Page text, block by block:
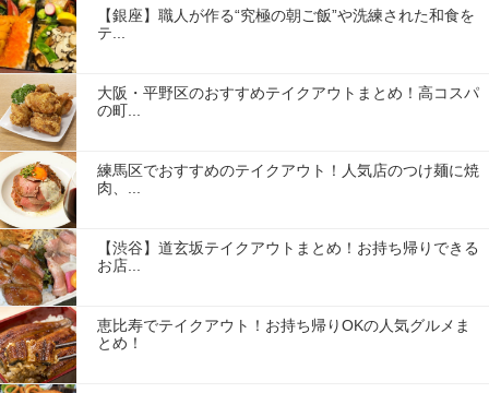
【銀座】職人が作る“究極の朝ご飯”や洗練された和食を
テ...
大阪・平野区のおすすめテイクアウトまとめ！高コスパ
の町...
練馬区でおすすめのテイクアウト！人気店のつけ麺に焼
肉、...
【渋谷】道玄坂テイクアウトまとめ！お持ち帰りできる
お店...
恵比寿でテイクアウト！お持ち帰りOKの人気グルメま
とめ！